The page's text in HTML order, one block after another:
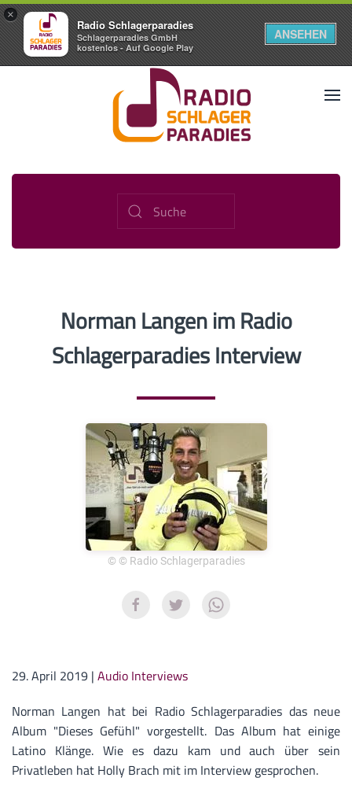
×
Radio Schlagerparadies
Schlagerparadies GmbH
kostenlos - Auf Google Play
ANSEHEN
Norman Langen im Radio
Schlagerparadies Interview
© © Radio Schlagerparadies
29. April 2019 | Audio Interviews
Norman Langen hat bei Radio Schlagerparadies das neue
Album "Dieses Gefühl" vorgestellt. Das Album hat einige
Latino Klänge. Wie es dazu kam und auch über sein
Privatleben hat Holly Brach mit im Interview gesprochen.